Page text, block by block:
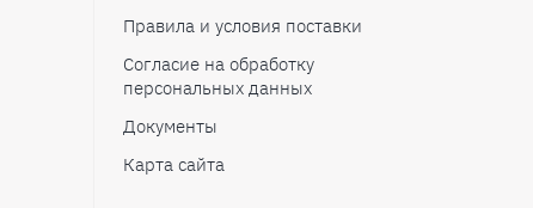
Правила и условия поставки
Согласие на обработку
персональных данных
Документы
Карта сайта